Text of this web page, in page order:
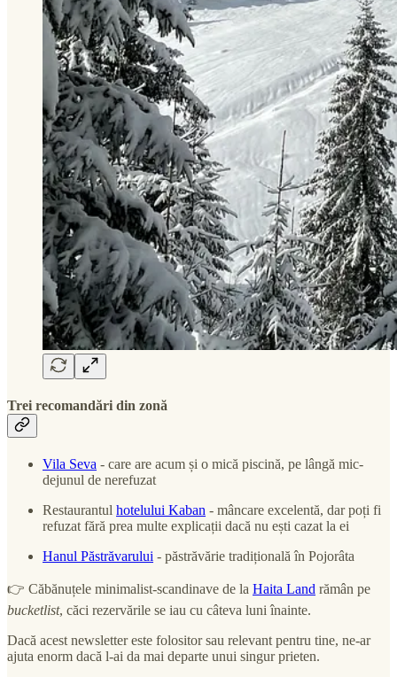
Trei recomandări din zonă
Vila Seva - care are acum și o mică piscină, pe lângă mic-
dejunul de nerefuzat
Restaurantul hotelului Kaban - mâncare excelentă, dar poți fi
refuzat fără prea multe explicații dacă nu ești cazat la ei
Hanul Păstrăvarului - păstrăvărie tradițională în Pojorâta
👉 Căbănuțele minimalist-scandinave de la Haita Land rămân pe
bucketlist, căci rezervările se iau cu câteva luni înainte.
Dacă acest newsletter este folositor sau relevant pentru tine, ne-ar
ajuta enorm dacă l-ai da mai departe unui singur prieten.